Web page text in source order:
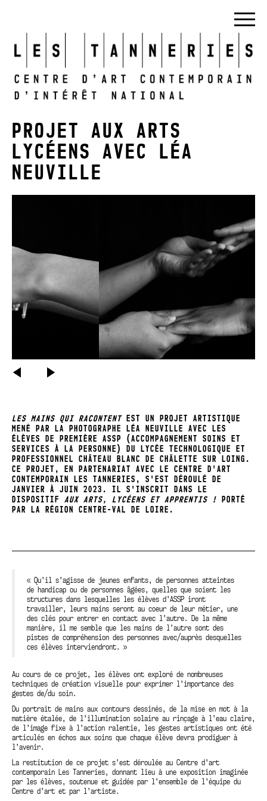
PROJET AUX ARTS
LYCÉENS AVEC LÉA
NEUVILLE
PRÉCÉDENT
LES MAINS QUI RACONTENTEST UN PROJET ARTISTIQUE
MENÉ PAR LA PHOTOGRAPHE LÉA NEUVILLE AVEC LES
ÉLÈVES DE PREMIÈRE ASSP (ACCOMPAGNEMENT SOINS ET
SERVICES À LA PERSONNE) DU LYCÉE TECHNOLOGIQUE ET
PROFESSIONNEL CHÂTEAU BLANC DE CHÂLETTE SUR LOING.
CE PROJET, EN PARTENARIAT AVEC LE CENTRE D'ART
CONTEMPORAIN LES TANNERIES, S'EST DÉROULÉ DE
JANVIER À JUIN 2023. IL S'INSCRIT DANS LE
DISPOSITIF AUX ARTS, LYCÉENS ET APPRENTIS ! PORTÉ
PAR LA RÉGION CENTRE-VAL DE LOIRE.
« Qu’il s’agisse de jeunes enfants, de personnes atteintes
de handicap ou de personnes âgées, quelles que soient les
structures dans lesquelles les élèves d’ASSP iront
travailler, leurs mains seront au coeur de leur métier, une
des clés pour entrer en contact avec l’autre. De la même
manière, il me semble que les mains de l’autre sont des
pistes de compréhension des personnes avec/auprès desquelles
ces élèves interviendront. »
Au cours de ce projet, les élèves ont exploré de nombreuses
techniques de création visuelle pour exprimer l’importance des
gestes de/du soin.
Du portrait de mains aux contours dessinés, de la mise en mot à la
matière étalée, de l’illumination solaire au rinçage à l’eau claire,
de l’image fixe à l’action ralentie, les gestes artistiques ont été
articulés en échos aux soins que chaque élève devra prodiguer à
l’avenir.
La restitution de ce projet s’est déroulée au Centre d’art
contemporain Les Tanneries, donnant lieu à une exposition imaginée
par les élèves, soutenue et guidée par l’ensemble de l’équipe du
Centre d’art et par l’artiste.